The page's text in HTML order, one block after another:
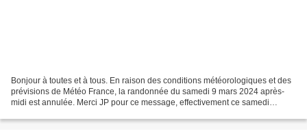
Bonjour à toutes et à tous. En raison des conditions météorologiques et des
prévisions de Météo France, la randonnée du samedi 9 mars 2024 après-
midi est annulée. Merci JP pour ce message, effectivement ce samedi